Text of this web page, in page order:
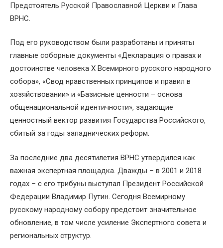
Предстоятель Русской Православной Церкви и Глава
ВРНС.
Под его руководством были разработаны и приняты
главные соборные документы «Декларация о правах и
достоинстве человека X Всемирного русского народного
собора», «Свод нравственных принципов и правил в
хозяйствовании» и «Базисные ценности – основа
общенациональной идентичности», задающие
ценностный вектор развития Государства Российского,
сбитый за годы западнических реформ.
За последние два десятилетия ВРНС утвердился как
важная экспертная площадка. Дважды – в 2001 и 2018
годах – с его трибуны выступал Президент Российской
Федерации Владимир Путин. Сегодня Всемирному
русскому народному собору предстоит значительное
обновление, в том числе усиление Экспертного совета и
региональных структур.